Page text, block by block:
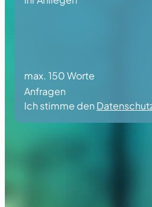
max. 150 Worte
Anfragen
Ich stimme den